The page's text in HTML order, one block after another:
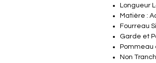
Longueur
Matière :
Fourreau
Garde et
Non